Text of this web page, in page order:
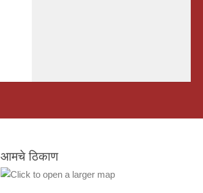
आमचे ठिकाण